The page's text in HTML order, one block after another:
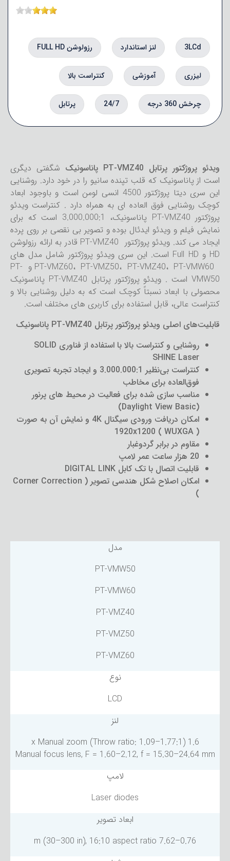
3LCd لنز استاندارد رزولوشن FULL HD
لیزری آموزشی کنتراست بالا
چرخش 360 درجه 24/7 پرتابل
ویدئو پروژکتور پرتابل PT-VMZ40 پاناسونیک
شگفتی دیگری
است از پاناسونیک که قلب تپنده سانیو را در خود دارد. روشنایی
این سری دیتا پروژکتور 4500 انسی لومن است و باوجود ابعاد
کوچک روشنایی فوق العاده ای به همراه دارد . کنتراست ویدئو
پروژکتور PT-VMZ40 پاناسونیک، 3.000.000:1 است که برای
نمایش فیلم و ویدئو ایدئال بوده و تصویر بی نقصی بر روی پرده
ایجاد می کند. ویدئو پروژکتور PT-VMZ40 قادر به ارائه رزولوشن
HD و Full HD است. این سری ویدئو پروژکتور شامل مدل های
PT-VMZ60، PT-VMZ50، PT-VMZ40، PT-VMW60 و PT-
VMW50 است . ویدئو پروژکتور پرتابل PT-VMZ40 پاناسونیک
محصولی با ابعاد نسبتاً کوچک است که به دلیل روشنایی بالا و
کنتراست عالی، قابل استفاده برای کاربری های مختلف است.
قابلیت‌های اصلی ویدئو پروژکتور پرتابل PT-VMZ40 پاناسونیک
روشنایی و کنتراست بالا با استفاده از فناوری SOLID
SHINE Laser
کنتراست بی‌نظیر 3.000.000:1 و ایجاد تجربه تصویری
فوق‌العاده برای مخاطب
مناسب سازی شده برای فعالیت در محیط های پرنور
(Daylight View Basic)
امکان دریافت ورودی سیگنال 4K و نمایش آن به صورت
1920x1200 ( WUXGA )
مقاوم در برابر گردوغبار
20 هزار ساعت عمر لامپ
قابلیت اتصال با تک کابل DIGITAL LINK
امکان اصلاح شکل هندسی تصویر ( Corner Correction
)
مدل
PT-VMW50
PT-VMW60
PT-VMZ40
PT-VMZ50
PT-VMZ60
نوع
LCD
لنز
1.6 x Manual zoom (Throw ratio: 1.09–1.77:1)
Manual focus lens, F = 1.60–2.12, f = 15.30–24.64 mm
لامپ
Laser diodes
ابعاد تصویر
0.76–7.62 m (30–300 in), 16:10 aspect ratio